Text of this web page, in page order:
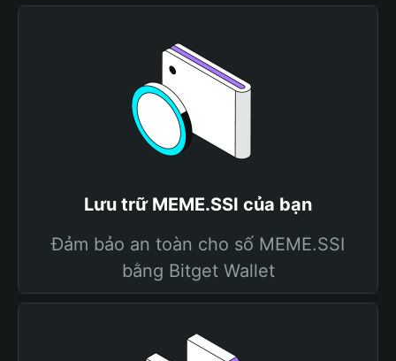
Lưu trữ MEME.SSI của bạn
Đảm bảo an toàn cho số MEME.SSI
bằng Bitget Wallet